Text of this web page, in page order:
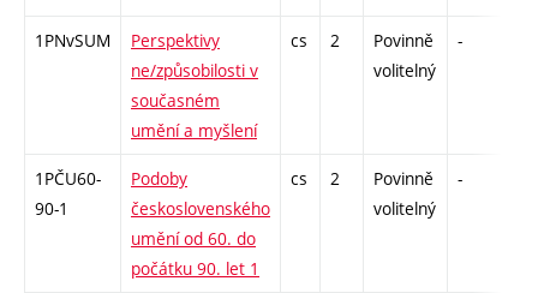
1PNvSUM
Perspektivy
ne/způsobilosti v
současném
umění a myšlení
cs 2
Povinně
volitelný
-
1PČU60-
90-1
Podoby
československého
umění od 60. do
počátku 90. let 1
cs 2
Povinně
volitelný
-